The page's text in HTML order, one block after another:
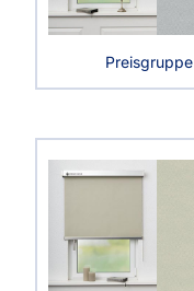
Preisgruppe